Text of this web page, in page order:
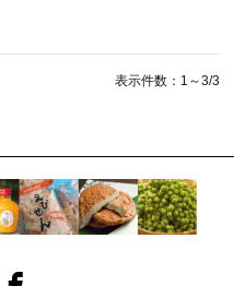
表示件数：1～3/3